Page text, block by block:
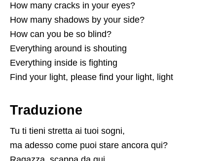
How many cracks in your eyes?
How many shadows by your side?
How can you be so blind?
Everything around is shouting
Everything inside is fighting
Find your light, please find your light, light
Traduzione
Tu ti tieni stretta ai tuoi sogni,
ma adesso come puoi stare ancora qui?